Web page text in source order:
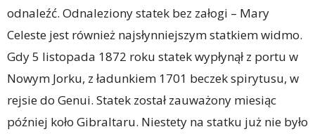
odnaleźć. Odnaleziony statek bez załogi – Mary
Celeste jest również najsłynniejszym statkiem widmo.
Gdy 5 listopada 1872 roku statek wypłynął z portu w
Nowym Jorku, z ładunkiem 1701 beczek spirytusu, w
rejsie do Genui. Statek został zauważony miesiąc
później koło Gibraltaru. Niestety na statku już nie było